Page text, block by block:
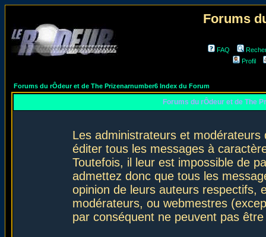
Forums
FAQ
Profil
Forums du rÔdeur et de The Prizenarnumber6 Index du Forum
Forums du rÔdeur et de The
Les administrateurs et
éditer tous les messages à
Toutefois, il leur est impossible de
admettez donc que tous les
opinion de leurs auteurs respectifs,
modérateurs, ou webmestres
par conséquent ne peuvent pas